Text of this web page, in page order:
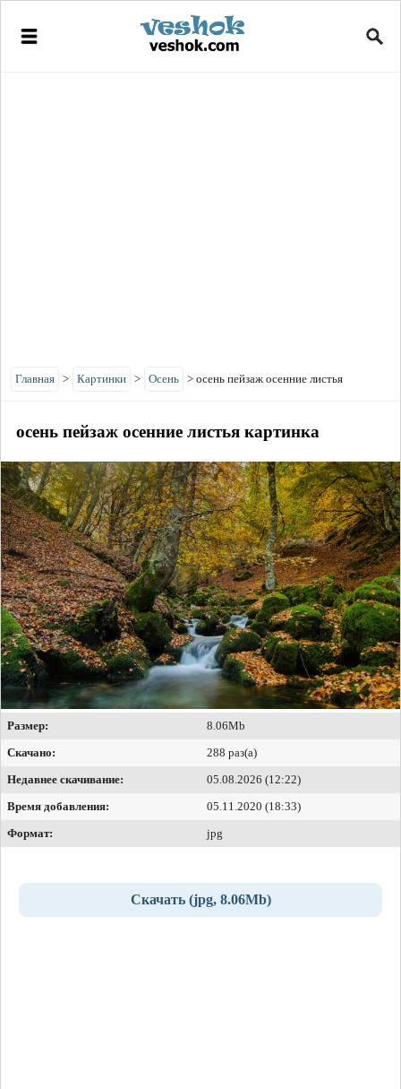
Главная > Картинки > Осень > осень пейзаж осенние листья
осень пейзаж осенние листья картинка
Размер:
8.06Mb
Скачано:
288 раз(а)
Недавнее скачивание:
05.08.2026 (12:22)
Время добавления:
05.11.2020 (18:33)
Формат:
jpg
Скачать (jpg, 8.06Mb)